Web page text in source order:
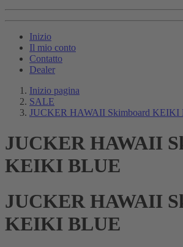
Inizio
Il mio conto
Contatto
Dealer
Inizio pagina
SALE
JUCKER HAWAII Skimboard KEIKI
JUCKER HAWAII
KEIKI BLUE
JUCKER HAWAII
KEIKI BLUE